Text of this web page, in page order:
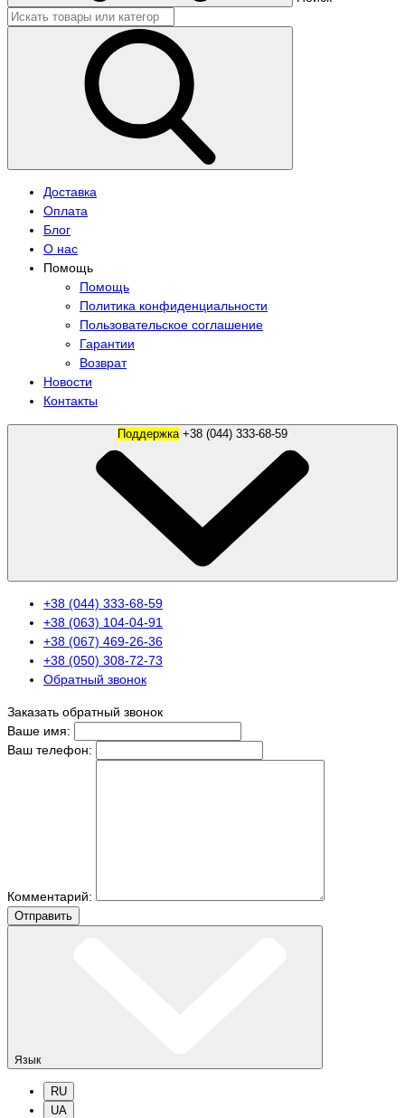
Доставка
Оплата
Блог
О нас
Помощь
Помощь
Политика конфиденциальности
Пользовательское соглашение
Гарантии
Возврат
Новости
Контакты
Поддержка
+38 (044) 333-68-59
+38 (063) 104-04-91
+38 (067) 469-26-36
+38 (050) 308-72-73
Обратный звонок
Заказать обратный звонок
Ваше имя:
Ваш телефон:
Комментарий:
Отправить
Язык
RU
UA